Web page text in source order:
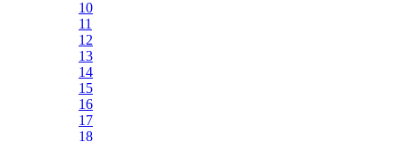
10
11
12
13
14
15
16
17
18